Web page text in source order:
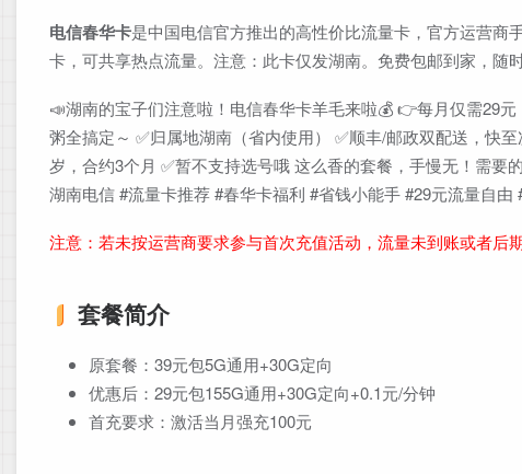
电信春华卡是中国电信官方推出的高性价比流量卡，官方运营
卡，可共享热点流量。注意：此卡仅发湖南。免费包邮到家，随时
📣湖南的宝子们注意啦！电信春华卡羊毛来啦💰 👉每月仅需29
粥全搞定～ ✅归属地湖南（省内使用） ✅顺丰/邮政双配送，快
岁，合约3个月 ✅暂不支持选号哦 这么香的套餐，手慢无！需
湖南电信 #流量卡推荐 #春华卡福利 #省钱小能手 #29元流量自
注意：若未按运营商要求参与首次充值活动，流量未到账或者后
套餐简介
原套餐：39元包5G通用+30G定向
优惠后：29元包155G通用+30G定向+0.1元/分钟
首充要求：激活当月强充100元